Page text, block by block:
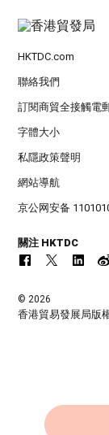
HKTDC.com
聯絡我們
訂閱商貿全接觸電
字體大小
私隱政策聲明
網站導航
京公网安备
關注 HKTDC
© 2026
香港貿易發展局版